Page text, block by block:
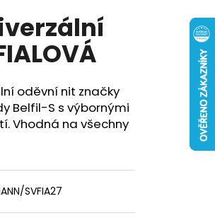
oděvní nit značky
Belfil-S s výbornými
Vhodná na všechny
SVFIA27